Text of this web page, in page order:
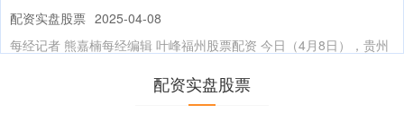
配资实盘股票 2025-04-08
每经记者 熊嘉楠每经编辑 叶峰福州股票配资 今日（4月8日），贵州
怎么做杠杆炒股 揭秘我稳定盈利的炒股模式，轻松实现财富增长
配资实盘股票